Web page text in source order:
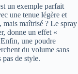
un exemple parfait
une tenue légère et
mais maîtrisé ? Le spray
donne un effet «
une poudre
du volume sans
de style.